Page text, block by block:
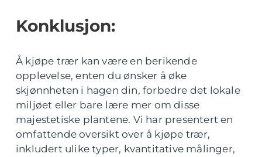
Konklusjon:
Å kjøpe trær kan være en berikende
opplevelse, enten du ønsker å øke
skjønnheten i hagen din, forbedre det lokale
miljøet eller bare lære mer om disse
majestetiske plantene. Vi har presentert en
omfattende oversikt over å kjøpe trær,
inkludert ulike typer, kvantitative målinger,